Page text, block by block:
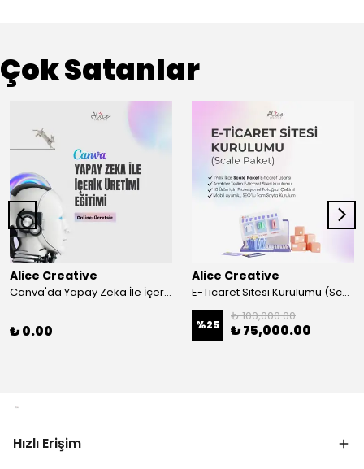
Çok Satanlar
Alice Creative
Canva'da Yapay Zeka İle İçerik Üretimi Eğitimi
₺ 0.00
Alice Creative
E-Ticaret Sitesi Kurulumu (Scale Paket)
%25
₺ 100,000.00
₺ 75,000.00
Hızlı Erişim